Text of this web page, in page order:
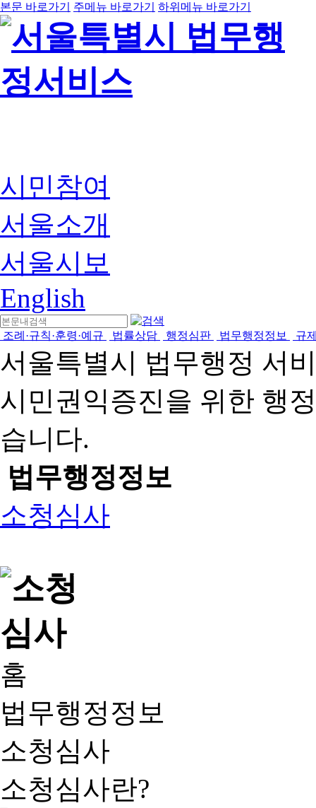
본문 바로가기 주메뉴 바로가기 하위메뉴 바로가기
시민참여
서울소개
서울시보
English
조례·규칙·훈령·예규 법률상담 행정심판 법무행정정보 규
서울특별시 법무행정 서
시민권익증진을 위한 행
습니다.
법무행정정보
소청심사
홈
법무행정정보
소청심사
소청심사란?